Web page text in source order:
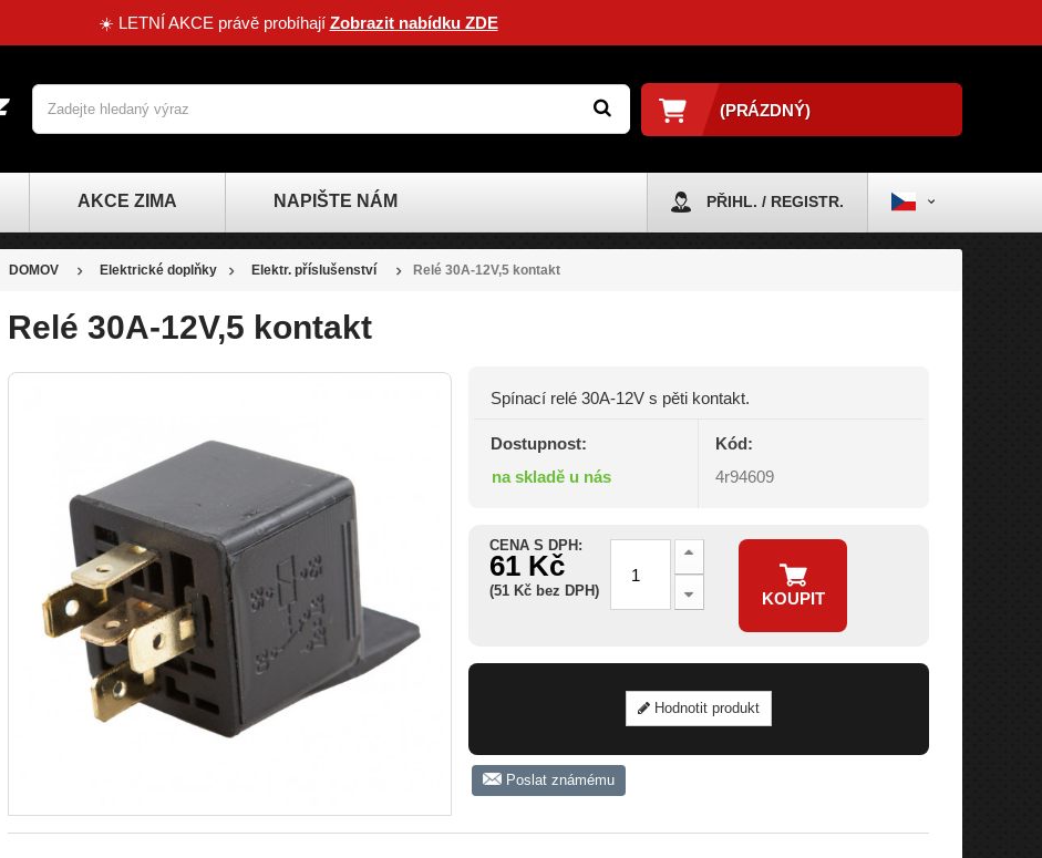
☀️ LETNÍ AKCE právě probíhají Zobrazit nabídku ZDE
(PRÁZDNÝ)
AKCE ZIMA NAPIŠTE NÁM PŘIHL. / REGISTR.
DOMOV Elektrické doplňky Elektr. příslušenství Relé 30A-12V,5 kontakt
Relé 30A-12V,5 kontakt
Spínací relé 30A-12V s pěti kontakt.
Dostupnost:
na skladě u nás
Kód:
4r94609
CENA S DPH:
61 Kč
(51 Kč bez DPH) KOUPIT
Hodnotit produkt
Poslat známému